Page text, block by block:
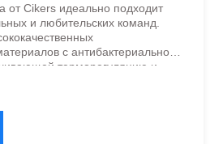
от Cikers идеально подходит
и любительских команд.
с антибактериальной
терморегуляцию и
Одежда обладает
и стильным